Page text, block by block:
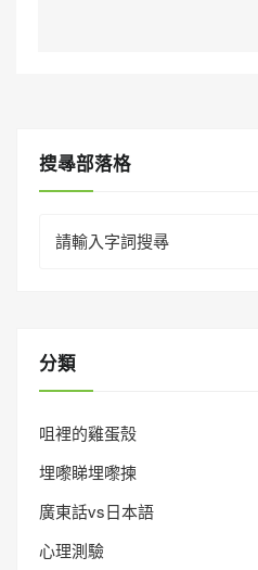
搜㝷部落格
for:
分類
咀裡的雞蛋殼
埋嚟睇埋嚟揀
廣東話vs日本語
心理測驗